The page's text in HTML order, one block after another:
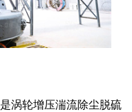
涡轮增压湍流除尘脱硫